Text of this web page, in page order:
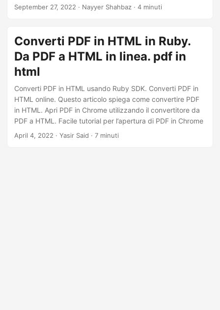
September 27, 2022 · Nayyer Shahbaz · 4 minuti
Converti PDF in HTML in Ruby.
Da PDF a HTML in linea. pdf in
html
Converti PDF in HTML usando Ruby SDK. Converti PDF in
HTML online. Questo articolo spiega come convertire PDF
in HTML. Apri PDF in Chrome utilizzando il convertitore da
PDF a HTML. Facile tutorial per l’apertura di PDF in Chrome
April 4, 2022 · Yasir Said · 7 minuti